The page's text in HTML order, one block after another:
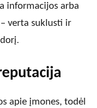
informacijos arba
verta suklusti ir
apie įmones, todėl